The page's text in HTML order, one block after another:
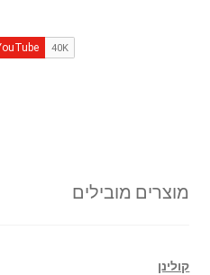
מוצרים מובילים
קולינן